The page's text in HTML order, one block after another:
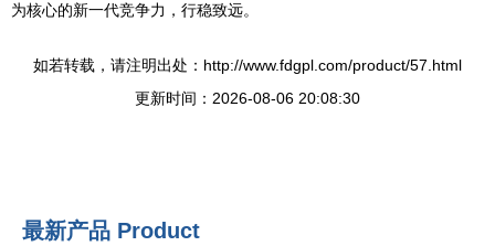
为核心的新一代竞争力，行稳致远。
如若转载，请注明出处：http://www.fdgpl.com/product/57.html
更新时间：2026-08-06 20:08:30
最新产品 Product